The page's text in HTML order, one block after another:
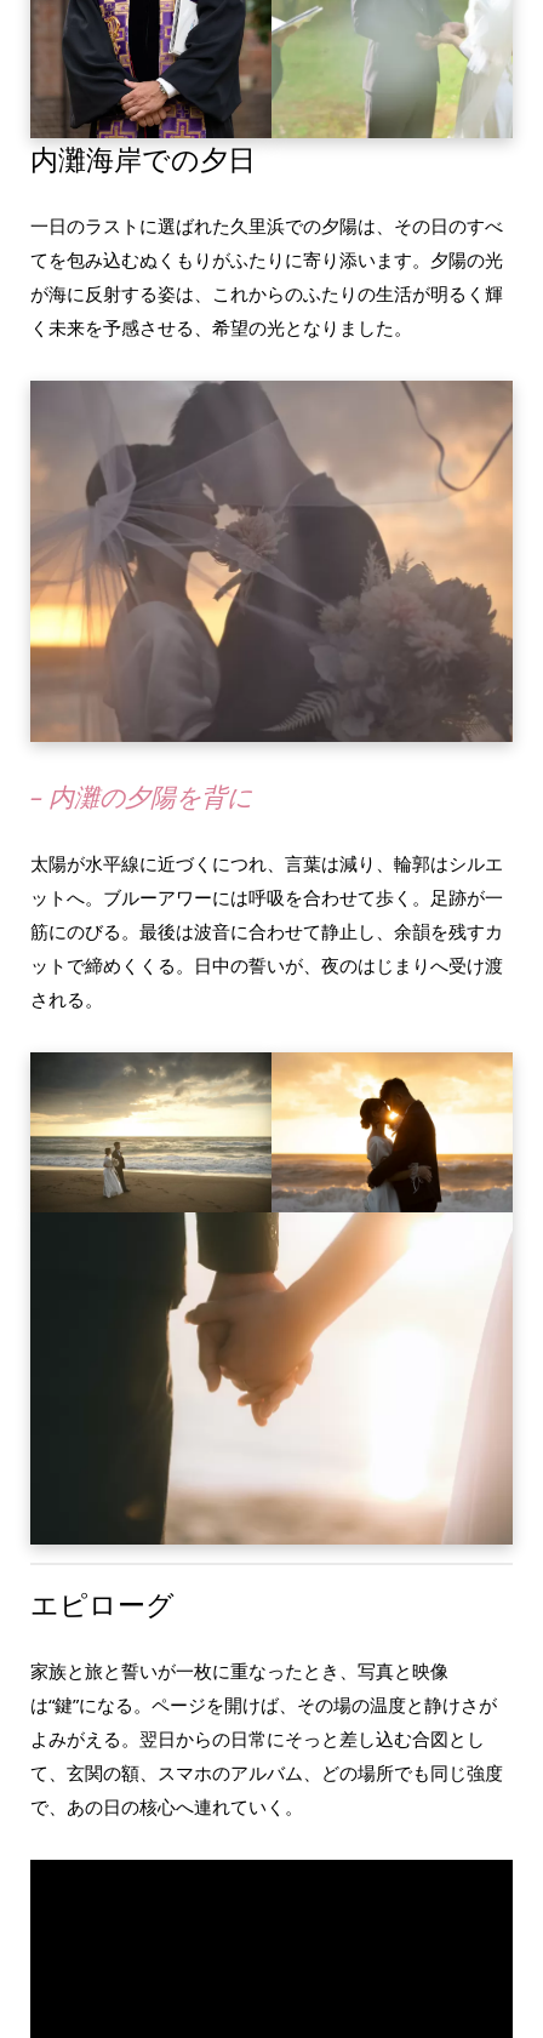
内灘海岸での夕日
一日のラストに選ばれた久里浜での夕陽は、その日のすべ
てを包み込むぬくもりがふたりに寄り添います。夕陽の光
が海に反射する姿は、これからのふたりの生活が明るく輝
く未来を予感させる、希望の光となりました。
– 内灘の夕陽を背に
太陽が水平線に近づくにつれ、言葉は減り、輪郭はシルエ
ットへ。ブルーアワーには呼吸を合わせて歩く。足跡が一
筋にのびる。最後は波音に合わせて静止し、余韻を残すカ
ットで締めくくる。日中の誓いが、夜のはじまりへ受け渡
される。
エピローグ
家族と旅と誓いが一枚に重なったとき、写真と映像
は“鍵”になる。ページを開けば、その場の温度と静けさが
よみがえる。翌日からの日常にそっと差し込む合図とし
て、玄関の額、スマホのアルバム、どの場所でも同じ強度
で、あの日の核心へ連れていく。